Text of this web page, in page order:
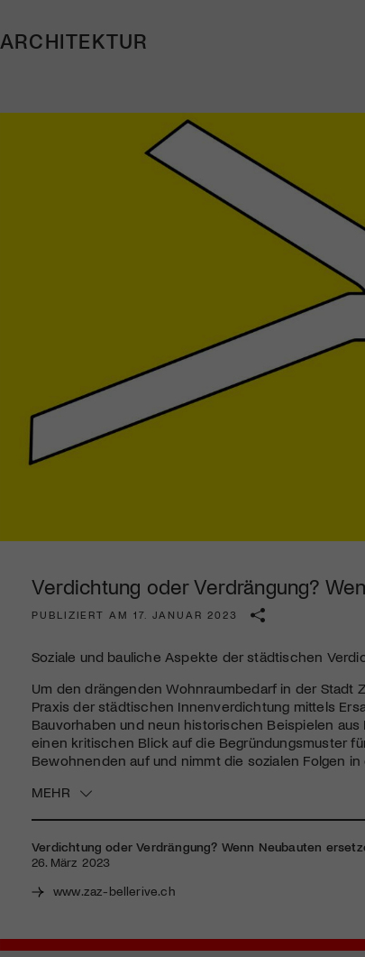
ARCHITEKTUR
Verdichtung oder Verdrängung?
PUBLIZIERT AM 17. JANUAR 2023
Soziale und bauliche Aspekte der städtischen
Um den drängenden Wohnraumbedarf in der
Praxis der städtischen Innenverdichtung mittels
Bauvorhaben und neun historischen Beispielen
einen kritischen Blick auf die Begründungsmuster
Bewohnenden auf und nimmt die sozialen Folgen in
MEHR
Verdichtung oder Verdrängung? Wenn Neubauten
26. März 2023
www.zaz-bellerive.ch
Mach mit: «Be Part of the Art»!
Engagiere dich als Kulturliebhaber:in,
Kulturinstitution und unterstütze